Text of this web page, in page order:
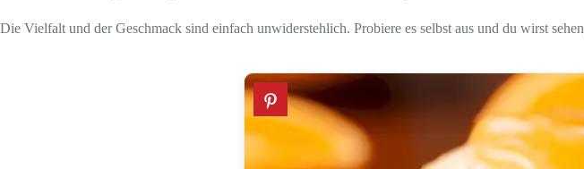
Die Vielfalt und der Geschmack sind einfach unwiderstehlich. Probiere es selbst aus und du wirst